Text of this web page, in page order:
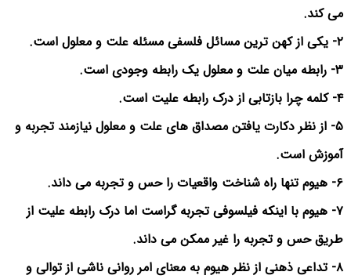
می کند.
۲- یکی از کهن ترین مسائل فلسفی مسئله علت و معلول است.
۳- رابطه میان علت و معلول یک رابطه وجودی است.
۴- کلمه چرا بازتابی از درک رابطه علیت است.
۵- از نظر دکارت یافتن مصداق های علت و معلول نیازمند تجربه و
آموزش است.
۶- هیوم تنها راه شناخت واقعیات را حس و تجربه می داند.
۷- هیوم با اینکه فیلسوفی تجربه گراست اما درک رابطه علیت از
طریق حس و تجربه را غیر ممکن می داند.
۸- تداعی ذهنی از نظر هیوم به معنای امر روانی ناشی از توالی و